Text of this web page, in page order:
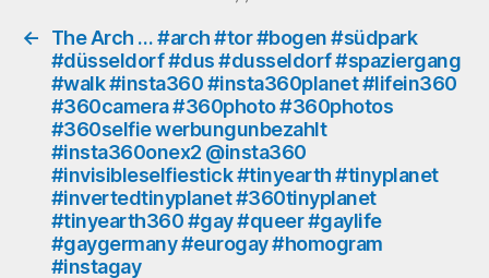
#felsen
#insta360
#insta360planet
#lifein360
#360photos
#360selfie
werbungunbezahlt
#insta360onex2
←
The Arch … #arch #tor #bogen #südpark
#düsseldorf #dus #dusseldorf #spaziergang
#walk #insta360 #insta360planet #lifein360
#360camera #360photo #360photos
#360selfie werbungunbezahlt
#insta360onex2 @insta360
#invisibleselfiestick #tinyearth #tinyplanet
#invertedtinyplanet #360tinyplanet
#tinyearth360 #gay #queer #gaylife
#gaygermany #eurogay #homogram
#instagay